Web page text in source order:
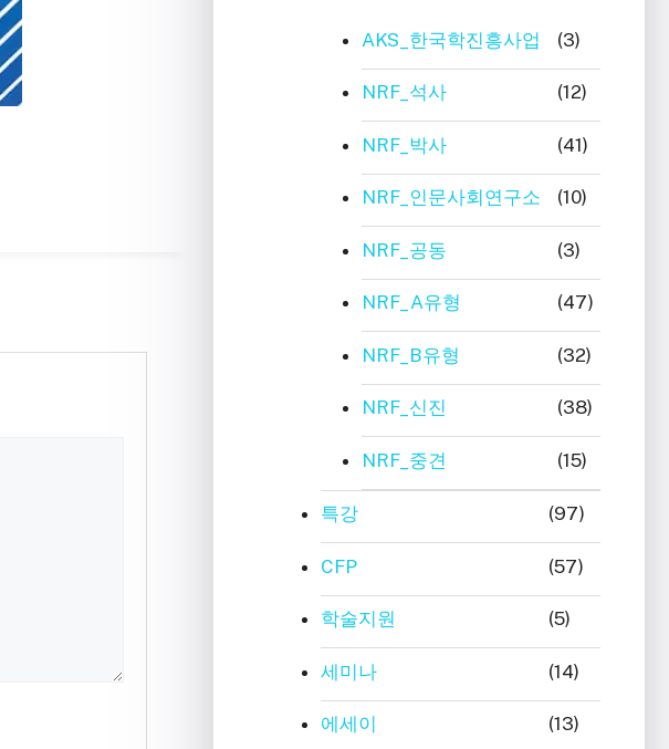
AKS_한국학진흥사업 (3)
NRF_석사 (12)
NRF_박사 (41)
NRF_인문사회연구소 (10)
NRF_공동 (3)
NRF_A유형 (47)
NRF_B유형 (32)
NRF_신진 (38)
NRF_중견 (15)
특강 (97)
CFP (57)
학술지원 (5)
세미나 (14)
에세이 (13)